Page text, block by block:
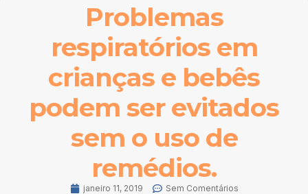
Problemas
respiratórios em
crianças e bebês
podem ser evitados
sem o uso de
remédios.
janeiro 11, 2019 Sem Comentários